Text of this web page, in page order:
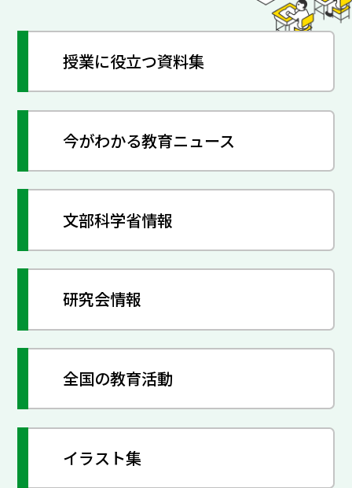
授業に役立つ資料集
今がわかる教育ニュース
文部科学省情報
研究会情報
全国の教育活動
イラスト集